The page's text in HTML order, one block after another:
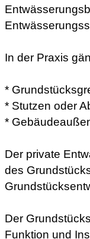
In der Praxis
*
* Stutzen oder
*
Der private
des
Der
Funktion und